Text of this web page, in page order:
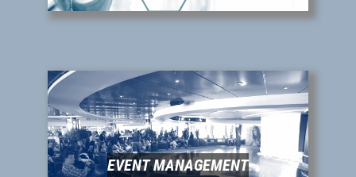
EVENT MANAGEMENT